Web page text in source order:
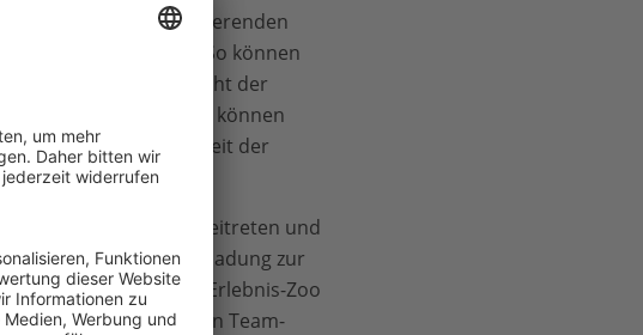
für die faszinierenden
und Nachtzeit. So können
für die Nachzucht der
„Gleichzeitig können
und Schutzbedürftigkeit der
Beitrag ab 9 Euro beitreten und
anderem eine Einladung zur
das Zoomagazin des Erlebnis-Zoo
verleiht der WWF den Team-